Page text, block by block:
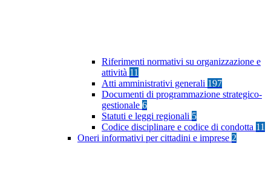
Riferimenti normativi su organizzazione e
attività 11
Atti amministrativi generali 197
Documenti di programmazione strategico-
gestionale 6
Statuti e leggi regionali 5
Codice disciplinare e codice di condotta 11
Oneri informativi per cittadini e imprese 2